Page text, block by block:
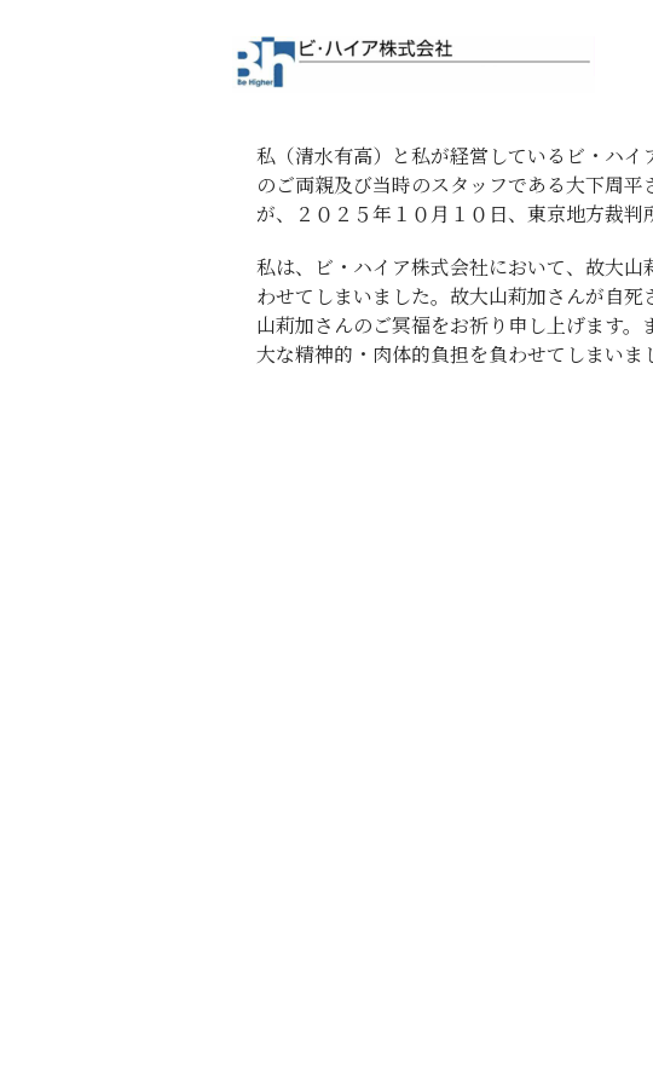
私（清水有高）と私が経営しているビ・ハ
のご両親及び当時のスタッフである大下周
が、２０２５年１０月１０日、東京地方裁判
私は、ビ・ハイア株式会社において、故大
わせてしまいました。故大山莉加さんが自
山莉加さんのご冥福をお祈り申し上げます
大な精神的・肉体的負担を負わせてしまいま